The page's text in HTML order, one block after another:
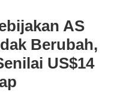
AS
Berubah,
US$14